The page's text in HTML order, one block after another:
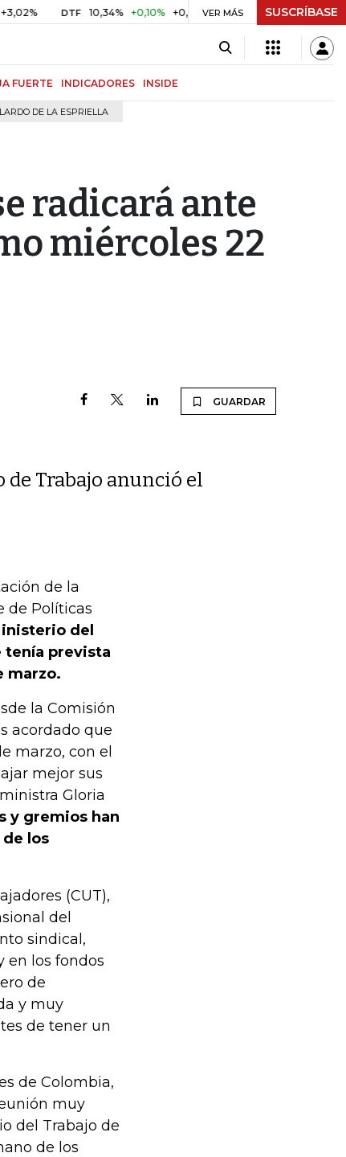
DTF 10,34% +0,10% +0,98% UVR $ 416,91 +$ 0,05 +0,01%
VER MÁS SUSCRÍBASE
FUERTE INDICADORES INSIDE
DE LA ESPRIELLA
radicará ante
miércoles 22
GUARDAR
Trabajo anunció el
de la
de Políticas
del
tenía prevista
marzo.
la Comisión
acordado que
marzo, con el
mejor sus
Gloria
y gremios han
los
(CUT),
del
sindical,
en los fondos
de
y muy
de tener un
de Colombia,
muy
del Trabajo de
de los